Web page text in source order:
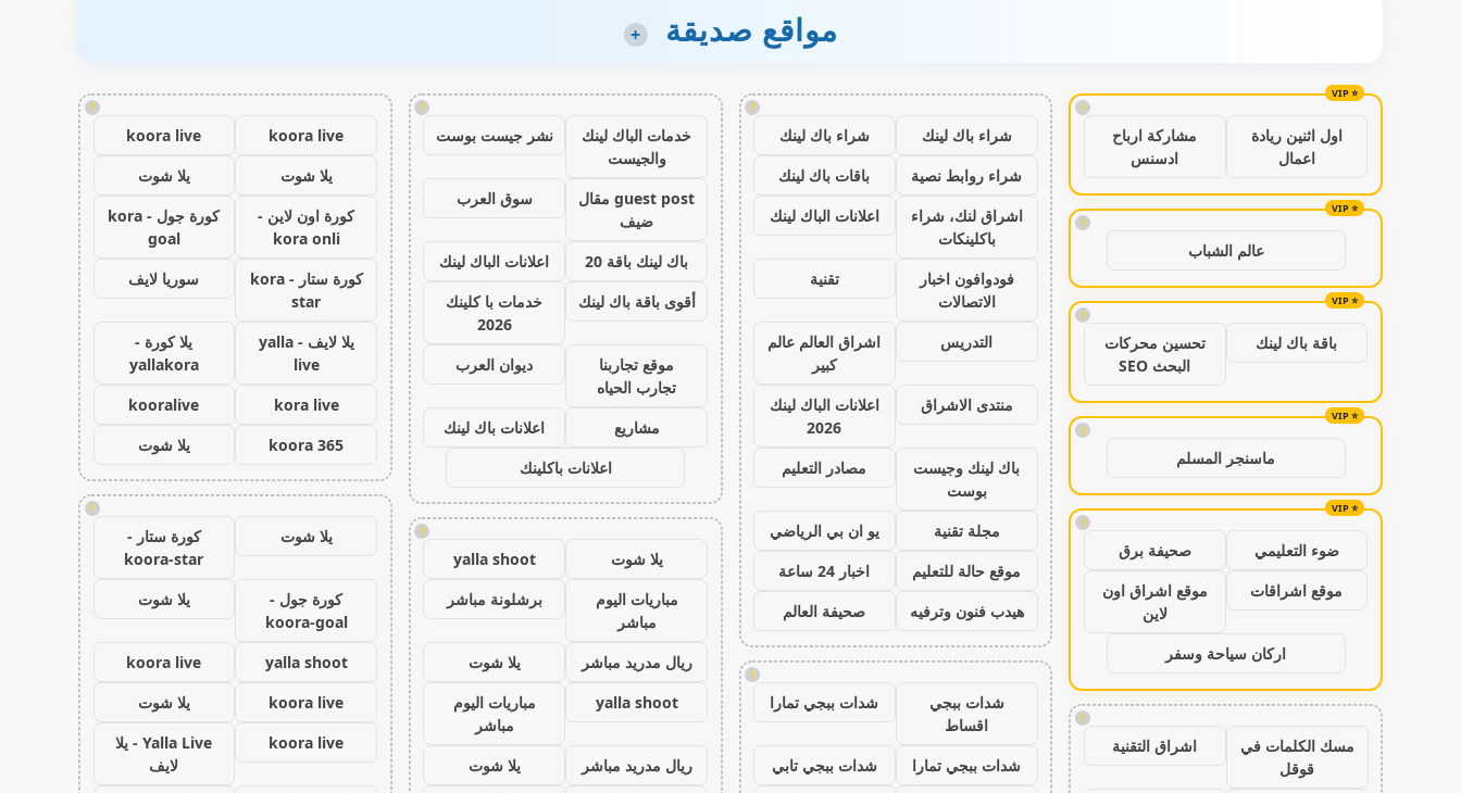
مواقع صديقة +
!
اول اثنين ريادة
اعمال
مشاركة ارباح
ادسنس
!
عالم الشباب
!
باقة باك لينك
تحسين محركات
البحث SEO
!
ماسنجر المسلم
!
ضوء التعليمي
صحيفة برق
موقع اشراقات
موقع اشراق اون
لاين
اركان سياحة وسفر
!
مسك الكلمات في
قوقل
اشراق التقنية
!
شراء باك لينك
شراء باك لينك
شراء روابط نصية
باقات باك لينك
اشراق لنك، شراء
باكلينكات
اعلانات الباك لينك
فودوافون اخبار
الاتصالات
تقنية
التدريس
اشراق العالم عالم
كبير
منتدى الاشراق
اعلانات الباك لينك
2026
باك لينك وجيست
بوست
مصادر التعليم
مجلة تقنية
يو ان بي الرياضي
موقع حالة للتعليم
اخبار 24 ساعة
هيدب فنون وترفيه
صحيفة العالم
!
شدات ببجي
اقساط
شدات ببجي تمارا
شدات ببجي تمارا
شدات ببجي تابي
!
خدمات الباك لينك
والجيست
نشر جيست بوست
guest post مقال
ضيف
سوق العرب
باك لينك باقة 20
اعلانات الباك لينك
أقوى باقة باك لينك
خدمات با كلينك
2026
موقع تجاربنا
تجارب الحياه
ديوان العرب
مشاريع
اعلانات باك لينك
اعلانات باكلينك
!
يلا شوت
yalla shoot
مباريات اليوم
مباشر
برشلونة مباشر
ريال مدريد مباشر
يلا شوت
yalla shoot
مباريات اليوم
مباشر
ريال مدريد مباشر
يلا شوت
!
koora live
koora live
يلا شوت
يلا شوت
كورة اون لاين -
kora onli
كورة جول - kora
goal
كورة ستار - kora
star
سوريا لايف
يلا لايف - yalla
live
يلا كورة -
yallakora
kora live
kooralive
koora 365
يلا شوت
!
يلا شوت
كورة ستار -
koora-star
كورة جول -
koora-goal
يلا شوت
yalla shoot
koora live
koora live
يلا شوت
koora live
Yalla Live - يلا
لايف